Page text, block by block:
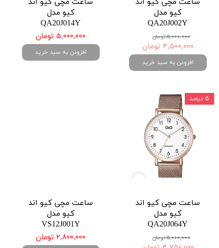
کیو مدل
QA20J002Y
۵,۰۰۰,۰۰۰ تومان
۴,۵۰۰,۰۰۰ تومان
افزودن به سبد خرید
کیو مدل
QA20J014Y
۵,۰۰۰,۰۰۰ تومان
افزودن به سبد خرید
ساعت مچی کیو اند
کیو مدل
QA20J064Y
۵,۰۰۰,۰۰۰ تومان
۵ درصد
ساعت مچی کیو اند
کیو مدل
VS12J001Y
۲,۸۰۰,۰۰۰ تومان